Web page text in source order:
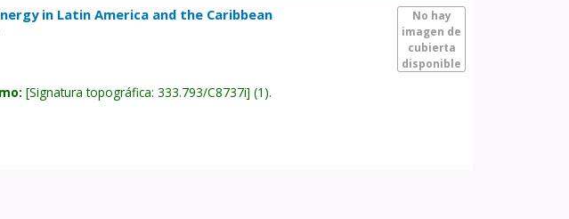
No hay
imagen de
cubierta
disponible
in Latin America and the Caribbean
Signatura topográfica:333.793/C8737i (1).